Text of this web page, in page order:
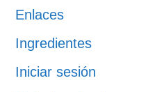
Enlaces
Ingredientes
Iniciar sesión